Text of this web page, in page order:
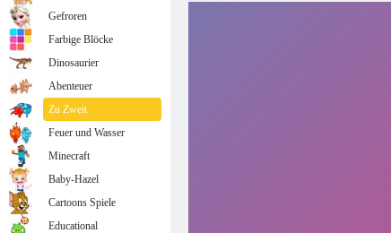
Gefroren
Farbige Blöcke
Dinosaurier
Abenteuer
Zu Zweit
Feuer und Wasser
Minecraft
Baby-Hazel
Cartoons Spiele
Educational